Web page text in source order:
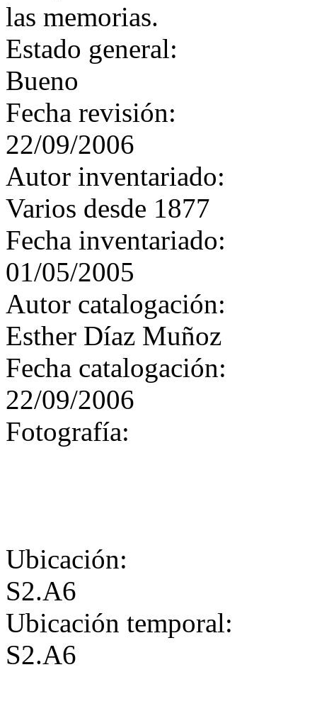
las memorias.
Estado general:
Bueno
Fecha revisión:
22/09/2006
Autor inventariado:
Varios desde 1877
Fecha inventariado:
01/05/2005
Autor catalogación:
Esther Díaz Muñoz
Fecha catalogación:
22/09/2006
Fotografía:
Ubicación:
S2.A6
Ubicación temporal:
S2.A6